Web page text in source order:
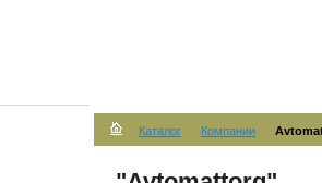
Каталог Компании